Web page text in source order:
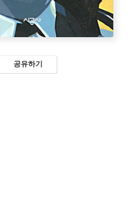
공유하기